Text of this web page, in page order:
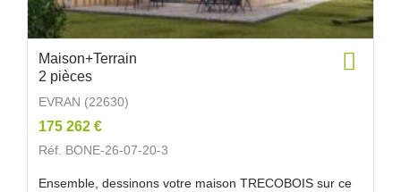
Maison+Terrain
2 pièces
EVRAN (22630)
175 262 €
Réf. BONE-26-07-20-3
Ensemble, dessinons votre maison TRECOBOIS sur ce